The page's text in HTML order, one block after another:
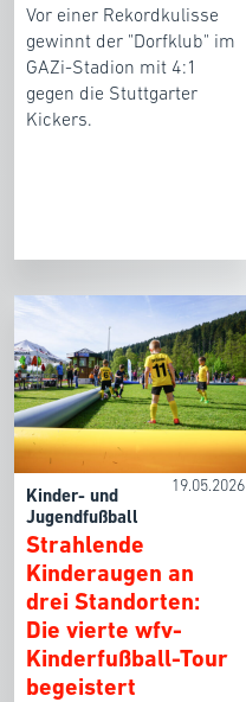
Vor einer Rekordkulisse
gewinnt der "Dorfklub" im
GAZi-Stadion mit 4:1
gegen die Stuttgarter
Kickers.
19.05.2026
Kinder- und
Jugendfußball
Strahlende
Kinderaugen an
drei Standorten:
Die vierte wfv-
Kinderfußball-Tour
begeistert